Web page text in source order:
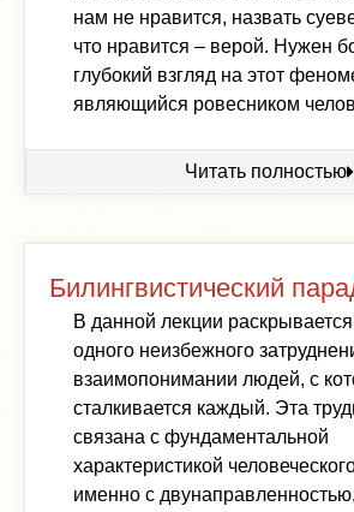
нам не нравится, назвать
что нравится – верой. Нужен
глубокий взгляд на этот
являющийся ровесником
Читать полностью
Билингвистический
В данной лекции
одного неизбежного
взаимопонимании людей, с
сталкивается каждый. Эта
связана с фундаментальной
характеристикой
именно с двунаправленностью,